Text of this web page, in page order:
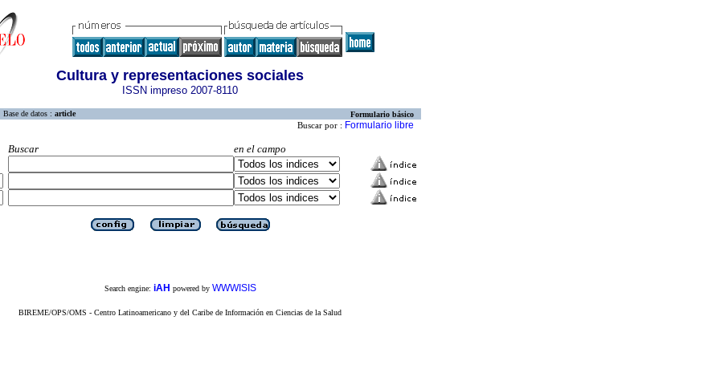
Cultura y representaciones sociales
ISSN impreso 2007-8110
Base de datos : article Formulario básico
Buscar por : Formulario libre
Buscar
en el campo
Search engine: iAH powered by WWWISIS
BIREME/OPS/OMS - Centro Latinoamericano y del Caribe de Información en Ciencias de la Salud